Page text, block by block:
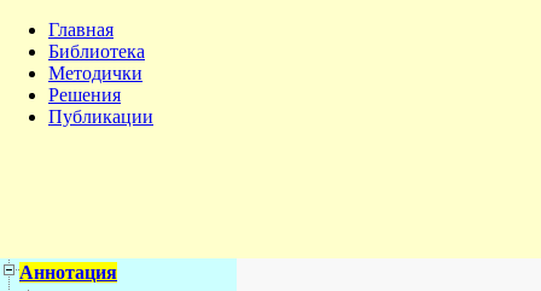
Главная
Библиотека
Методички
Решения
Публикации
Аннотация